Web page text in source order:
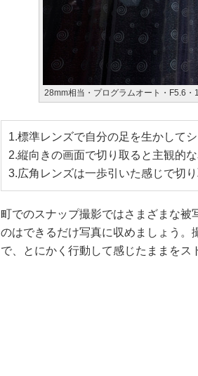
28mm相当・プログラムオート・F5.6
1.標準レンズで自分の足を生かして
2.縦向きの画面で切り取ると主観的
3.広角レンズは一歩引いた感じで切
町でのスナップ撮影ではさまざまな被
のはできるだけ写真に収めましょう。
で、とにかく行動して感じたままをス